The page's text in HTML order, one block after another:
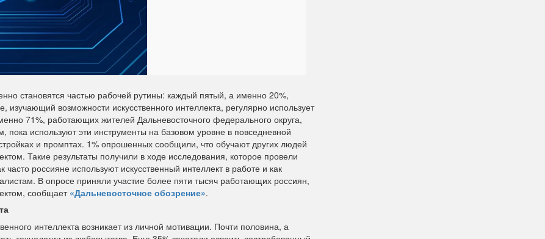
становятся частью рабочей рутины: каждый пятый, а именно 20%,
возможности искусственного интеллекта, регулярно использует
71%, работающих жителей Дальневосточного федерального округа,
пока используют эти инструменты на базовом уровне в повседневной
и промптах. 1% опрошенных сообщили, что обучают других людей
Такие результаты получили в ходе исследования, которое провели
россияне используют искусственный интеллект в работе и как
В опросе приняли участие более пяти тысяч работающих россиян,
сообщает «Дальневосточное обозрение».
интеллекта возникает из личной мотивации. Почти половина, а